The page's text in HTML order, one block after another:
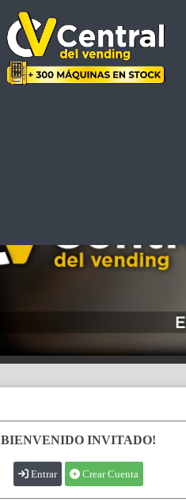
BIENVENIDO INVITADO!
Entrar Crear Cuenta